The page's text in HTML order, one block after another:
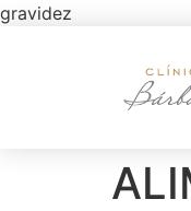
gravidez